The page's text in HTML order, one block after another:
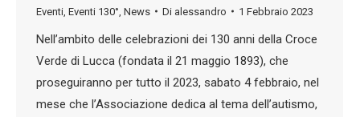
Eventi Eventi 130° News Di alessandro 1 Febbraio 2023
Nell’ambito delle celebrazioni dei 130 anni della Croce
Verde di Lucca (fondata il 21 maggio 1893), che
proseguiranno per tutto il 2023, sabato 4 febbraio, nel
mese che l’Associazione dedica al tema dell’autismo,